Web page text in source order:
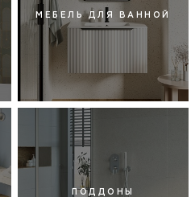
МЕБЕЛЬ ДЛЯ ВАННОЙ
ПОДДОНЫ